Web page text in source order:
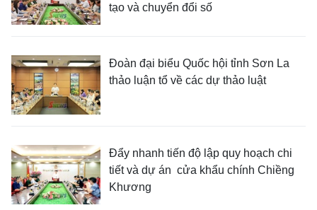
tạo và chuyển đổi số
Đoàn đại biểu Quốc hội tỉnh Sơn La
thảo luận tổ về các dự thảo luật
Đẩy nhanh tiến độ lập quy hoạch chi
tiết và dự án cửa khẩu chính Chiềng
Khương